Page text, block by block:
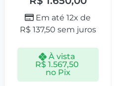
Em até 12x de
R$ 137,50 sem juros
À vista
R$1.567,50
no Pix